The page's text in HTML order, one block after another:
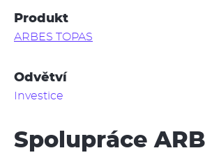
Produkt
ARBES TOPAS
Odvětví
Investice
Spolupráce